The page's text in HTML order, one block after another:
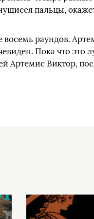
пальцы,
раундов.
Пока что это
Артемис Виктор,